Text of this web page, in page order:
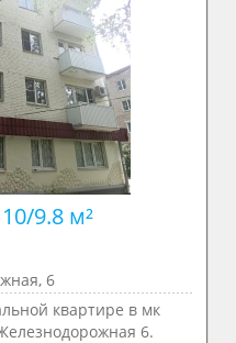
9.8 м²
6
квартире в мк
6.